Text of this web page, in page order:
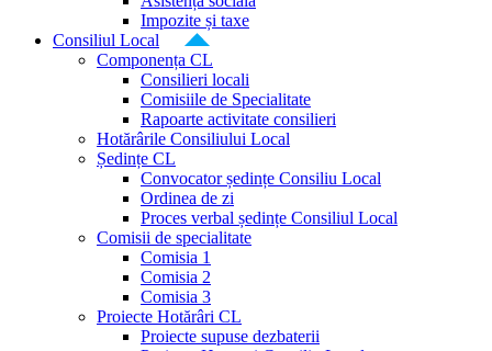
Impozite și taxe
Consiliul Local
Componența CL
Consilieri locali
Comisiile de Specialitate
Rapoarte activitate consilieri
Hotărârile Consiliului Local
Ședințe CL
Convocator ședințe Consiliu Local
Ordinea de zi
Proces verbal ședințe Consiliul Local
Comisii de specialitate
Comisia 1
Comisia 2
Comisia 3
Proiecte Hotărâri CL
Proiecte supuse dezbaterii